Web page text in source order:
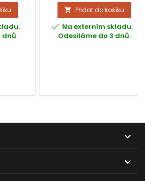
dnů.
 Přidat do košíku
 Na externím skladu.
Odesíláme do 3 dnů.

